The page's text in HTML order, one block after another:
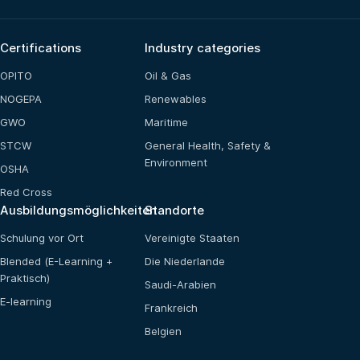
Certifications
OPITO
NOGEPA
GWO
STCW
OSHA
Red Cross
Industry categories
Oil & Gas
Renewables
Maritime
General Health, Safety &
Environment
Ausbildungsmöglichkeiten
Schulung vor Ort
Blended (E-Learning +
Praktisch)
E-learning
Standorte
Vereinigte Staaten
Die Niederlande
Saudi-Arabien
Frankreich
Belgien